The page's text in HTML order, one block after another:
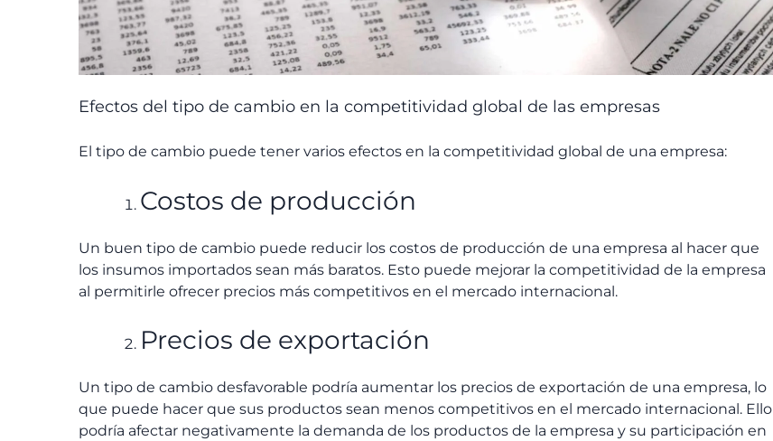
Efectos del tipo de cambio en la competitividad global de las empresas
El tipo de cambio puede tener varios efectos en la competitividad global de una empresa:
Costos de producción
Un buen tipo de cambio puede reducir los costos de producción de una empresa al hacer que
los insumos importados sean más baratos. Esto puede mejorar la competitividad de la empresa
al permitirle ofrecer precios más competitivos en el mercado internacional.
Precios de exportación
Un tipo de cambio desfavorable podría aumentar los precios de exportación de una empresa, lo
que puede hacer que sus productos sean menos competitivos en el mercado internacional. Ello
podría afectar negativamente la demanda de los productos de la empresa y su participación en